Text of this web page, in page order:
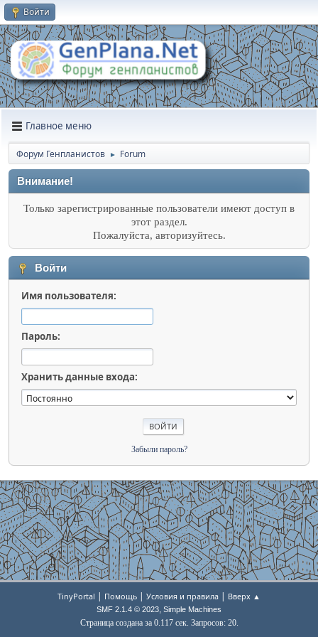
Войти
Главное меню
Форум Генпланистов ► Forum
Внимание!
Только зарегистрированные пользователи имеют доступ в
этот раздел.
Пожалуйста, авторизуйтесь.
Войти
Имя пользователя:
Пароль:
Хранить данные входа:
Забыли пароль?
TinyPortal | Помощь | Условия и правила | Вверх ▲
SMF 2.1.4 © 2023, Simple Machines
Страница создана за 0.117 сек. Запросов: 20.